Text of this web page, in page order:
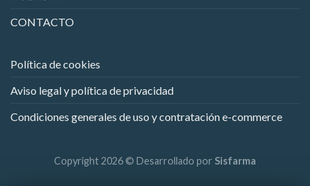
CONTACTO
Política de cookies
Aviso legal y política de privacidad
Condiciones generales de uso y contratación e-commerce
Copyright 2026 © Desarrollado por Sisfarma